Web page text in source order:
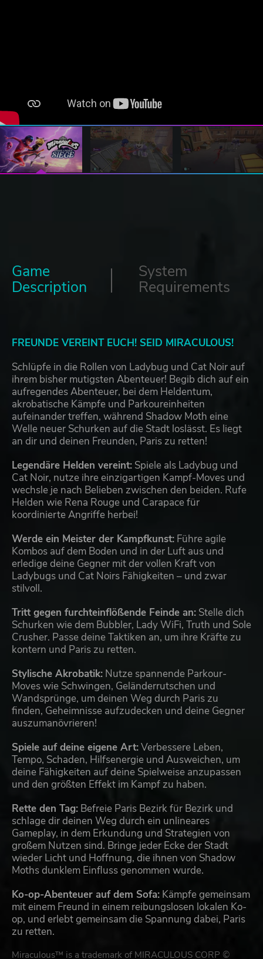
Game
Description
System
Requirements
FREUNDE VEREINT EUCH! SEID MIRACULOUS!
Schlüpfe in die Rollen von Ladybug und Cat Noir auf
ihrem bisher mutigsten Abenteuer! Begib dich auf ein
aufregendes Abenteuer, bei dem Heldentum,
akrobatische Kämpfe und Parkoureinheiten
aufeinander treffen, während Shadow Moth eine
Welle neuer Schurken auf die Stadt loslässt. Es liegt
an dir und deinen Freunden, Paris zu retten!
Legendäre Helden vereint: Spiele als Ladybug und
Cat Noir, nutze ihre einzigartigen Kampf-Moves und
wechsle je nach Belieben zwischen den beiden. Rufe
Helden wie Rena Rouge und Carapace für
koordinierte Angriffe herbei!
Werde ein Meister der Kampfkunst: Führe agile
Kombos auf dem Boden und in der Luft aus und
erledige deine Gegner mit der vollen Kraft von
Ladybugs und Cat Noirs Fähigkeiten – und zwar
stilvoll.
Tritt gegen furchteinflößende Feinde an: Stelle dich
Schurken wie dem Bubbler, Lady WiFi, Truth und Sole
Crusher. Passe deine Taktiken an, um ihre Kräfte zu
kontern und Paris zu retten.
Stylische Akrobatik: Nutze spannende Parkour-
Moves wie Schwingen, Geländerrutschen und
Wandsprünge, um deinen Weg durch Paris zu
finden, Geheimnisse aufzudecken und deine Gegner
auszumanövrieren!
Spiele auf deine eigene Art:Verbessere Leben,
Tempo, Schaden, Hilfsenergie und Ausweichen, um
deine Fähigkeiten auf deine Spielweise anzupassen
und den größten Effekt im Kampf zu haben.
Rette den Tag: Befreie Paris Bezirk für Bezirk und
schlage dir deinen Weg durch ein unlineares
Gameplay, in dem Erkundung und Strategien von
großem Nutzen sind. Bringe jeder Ecke der Stadt
wieder Licht und Hoffnung, die ihnen von Shadow
Moths dunklem Einfluss genommen wurde.
Ko-op-Abenteuer auf dem Sofa: Kämpfe gemeinsam
mit einem Freund in einem reibungslosen lokalen Ko-
op, und erlebt gemeinsam die Spannung dabei, Paris
zu retten.
Miraculous™ is a trademark of MIRACULOUS CORP ©